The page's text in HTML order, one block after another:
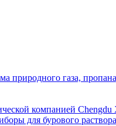
природного газа,
компанией Chengdu
для бурового